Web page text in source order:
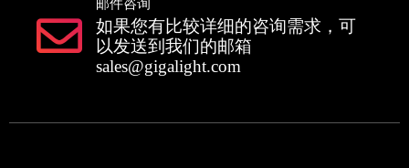
邮件咨询
如果您有比较详细的咨询需求，可
以发送到我们的邮箱
sales@gigalight.com